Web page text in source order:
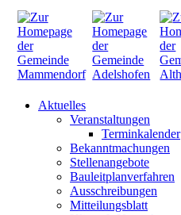
Aktuelles
Veranstaltungen
Terminkalender
Bekanntmachungen
Stellenangebote
Bauleitplanverfahren
Ausschreibungen
Mitteilungsblatt